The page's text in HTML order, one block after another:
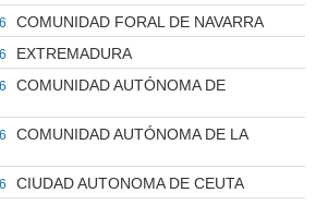
COMUNIDAD FORAL DE NAVARRA
EXTREMADURA
COMUNIDAD AUTÓNOMA DE
COMUNIDAD AUTÓNOMA DE LA
CIUDAD AUTONOMA DE CEUTA